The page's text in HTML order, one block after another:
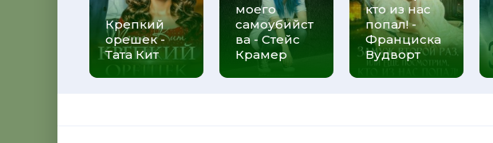
Крепкий
орешек -
Тата Кит
моего
самоубийст
ва - Стейс
Крамер
кто из нас
попал! -
Франциска
Вудворт